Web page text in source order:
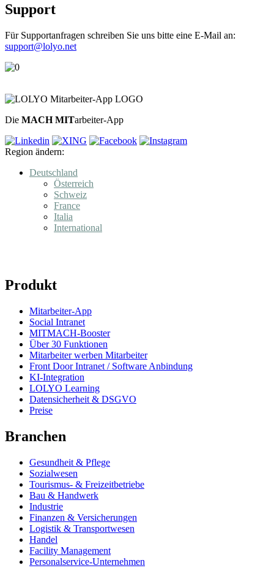
Support
Für Supportanfragen schreiben Sie uns bitte eine E-Mail an:
support@lolyo.net
Die MACH MITarbeiter-App
Region ändern:
Deutschland
Österreich
Schweiz
France
Italia
International
Produkt
Mitarbeiter-App
Social Intranet
MITMACH-Booster
Über 30 Funktionen
Mitarbeiter werben Mitarbeiter
Front Door Intranet / Software Anbindung
KI-Integration
LOLYO Learning
Datensicherheit & DSGVO
Preise
Branchen
Gesundheit & Pflege
Sozialwesen
Tourismus- & Freizeitbetriebe
Bau & Handwerk
Industrie
Finanzen & Versicherungen
Logistik & Transportwesen
Handel
Facility Management
Personalservice-Unternehmen